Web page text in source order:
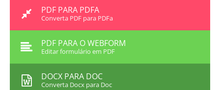
PDF PARA PDFA
Converta PDF para PDFa
PDF PARA O WEBFORM
Editar formulário em PDF
DOCX PARA DOC
Converta Docx para Doc